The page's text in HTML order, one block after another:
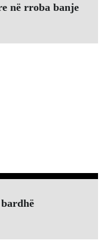
në rroba banje